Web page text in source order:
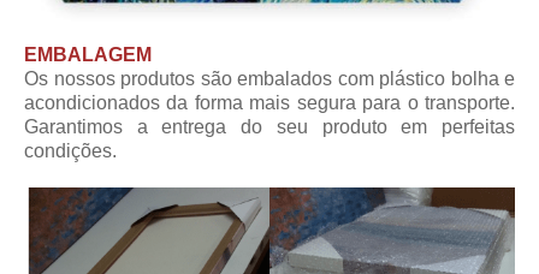
EMBALAGEM
Os nossos produtos são embalados com plástico bolha e
acondicionados da forma mais segura para o transporte.
Garantimos a entrega do seu produto em perfeitas
condições.